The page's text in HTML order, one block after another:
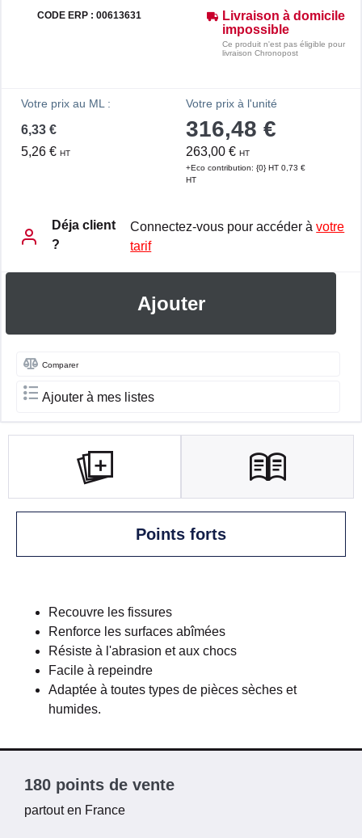
CODE ERP : 00613631
Livraison à domicile
impossible
Ce produit n'est pas éligible pour
livraison Chronopost
Votre prix au ML :
6,33 €
5,26 € HT
Votre prix à l'unité
316,48 €
263,00 € HT
+Eco contribution: {0} HT 0,73 €
HT
Déja client
?
Connectez-vous pour accéder àvotre
tarif
Ajouter
Comparer
Ajouter à mes listes
Points forts
Recouvre les fissures
Renforce les surfaces abîmées
Résiste à l'abrasion et aux chocs
Facile à repeindre
Adaptée à toutes types de pièces sèches et
humides.
180 points de vente
partout en France